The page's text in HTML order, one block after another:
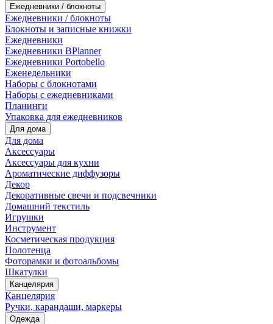
Ежедневники / блокноты
Ежедневники / блокноты
Блокноты и записные книжки
Ежедневники
Ежедневники BPlanner
Ежедневники Portobello
Еженедельники
Наборы с блокнотами
Наборы с ежедневниками
Планинги
Упаковка для ежедневников
Для дома
Для дома
Аксессуары
Аксессуары для кухни
Ароматические диффузоры
Декор
Декоративные свечи и подсвечники
Домашний текстиль
Игрушки
Инструмент
Косметическая продукция
Полотенца
Фоторамки и фотоальбомы
Шкатулки
Канцелярия
Канцелярия
Ручки, карандаши, маркеры
Одежда